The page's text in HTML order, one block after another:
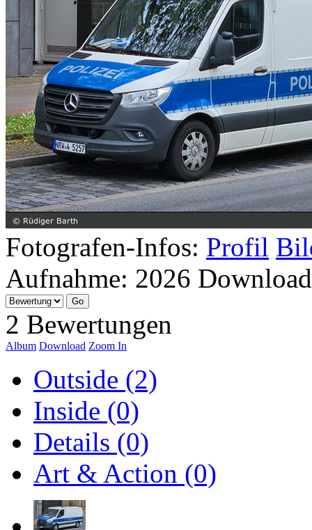
Fotografen-Infos: Profil
Aufnahme: 2026
2 Bewertungen
Album Download Zoom In
Outside (2)
Inside (0)
Details (0)
Art & Action (0)